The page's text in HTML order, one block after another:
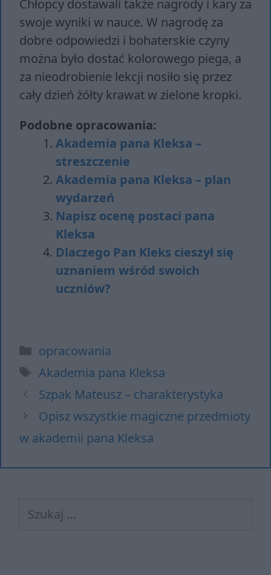
Chłopcy dostawali także nagrody i kary za
swoje wyniki w nauce. W nagrodę za
dobre odpowiedzi i bohaterskie czyny
można było dostać kolorowego piega, a
za nieodrobienie lekcji nosiło się przez
cały dzień żółty krawat w zielone kropki.
Podobne opracowania:
Akademia pana Kleksa –
streszczenie
Akademia pana Kleksa – plan
wydarzeń
Napisz ocenę postaci pana
Kleksa
Dlaczego Pan Kleks cieszył się
uznaniem wśród swoich
uczniów?
Kategorie
opracowania
Tagi
Akademia pana Kleksa
Szpak Mateusz – charakterystyka
Opisz wszystkie magiczne przedmioty
w akademii pana Kleksa